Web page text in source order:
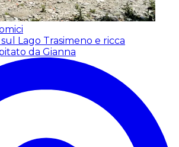
Lago Trasimeno e ricca
da Gianna